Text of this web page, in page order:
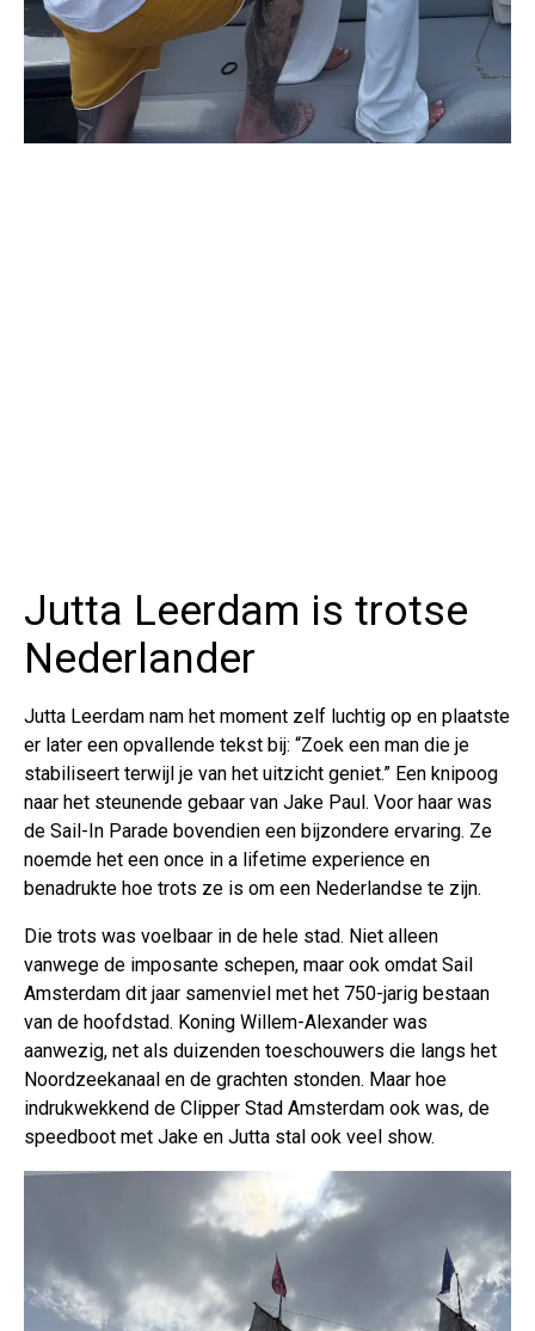
Jutta Leerdam is trotse
Nederlander
Jutta Leerdam nam het moment zelf luchtig op en plaatste
er later een opvallende tekst bij: “Zoek een man die je
stabiliseert terwijl je van het uitzicht geniet.” Een knipoog
naar het steunende gebaar van Jake Paul. Voor haar was
de Sail-In Parade bovendien een bijzondere ervaring. Ze
noemde het een once in a lifetime experience en
benadrukte hoe trots ze is om een Nederlandse te zijn.
Die trots was voelbaar in de hele stad. Niet alleen
vanwege de imposante schepen, maar ook omdat Sail
Amsterdam dit jaar samenviel met het 750-jarig bestaan
van de hoofdstad. Koning Willem-Alexander was
aanwezig, net als duizenden toeschouwers die langs het
Noordzeekanaal en de grachten stonden. Maar hoe
indrukwekkend de Clipper Stad Amsterdam ook was, de
speedboot met Jake en Jutta stal ook veel show.